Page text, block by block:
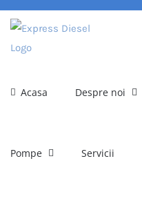
Skip
content
Acasa Despre noi
Pompe Servicii